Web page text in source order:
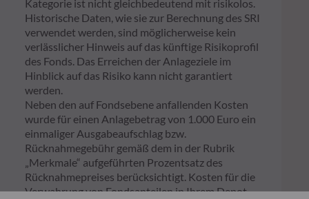
Kategorie ist nicht gleichbedeutend mit risikolos.
Historische Daten, wie sie zur Berechnung des SRI
verwendet werden, sind möglicherweise kein
verlässlicher Hinweis auf das künftige Risikoprofil
des Fonds. Das Erreichen der Anlageziele im
Hinblick auf das Risiko kann nicht garantiert
werden.
Neben den auf Fondsebene anfallenden Kosten
wurde für einen Anlagebetrag von 1.000 Euro ein
einmaliger Ausgabeaufschlag bzw.
Rücknahmegebühr gemäß dem in der Rubrik
„Merkmale“ aufgeführten Prozentsatz des
Rücknahmepreises berücksichtigt. Kosten für die
Verwahrung von Fondsanteilen in Ihrem Depot